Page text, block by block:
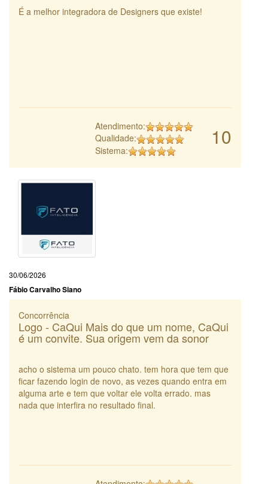
É a melhor integradora de Designers que existe!
10
Atendimento:
Qualidade:
Sistema:
30/06/2026
Fábio Carvalho Siano
Concorrência
Logo - CaQui Mais do que um nome, CaQui
é um convite. Sua origem vem da sonor
acho o sistema um pouco chato. tem hora que tem que
ficar fazendo login de novo, as vezes quando entra em
alguma arte e tem que voltar ele volta errado. mas
nada que interfira no resultado final.